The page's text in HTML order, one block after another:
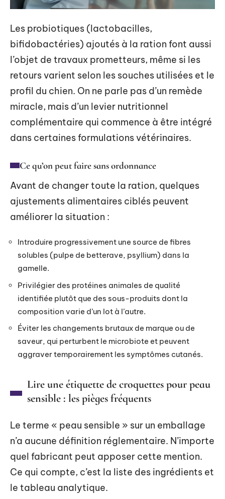
Les probiotiques (lactobacilles,
bifidobactéries) ajoutés à la ration font aussi
l’objet de travaux prometteurs, même si les
retours varient selon les souches utilisées et le
profil du chien. On ne parle pas d’un remède
miracle, mais d’un levier nutritionnel
complémentaire qui commence à être intégré
dans certaines formulations vétérinaires.
Ce qu’on peut faire sans ordonnance
Avant de changer toute la ration, quelques
ajustements alimentaires ciblés peuvent
améliorer la situation :
Introduire progressivement une source de fibres
solubles (pulpe de betterave, psyllium) dans la
gamelle.
Privilégier des protéines animales de qualité
identifiée plutôt que des sous-produits dont la
composition varie d’un lot à l’autre.
Éviter les changements brutaux de marque ou de
saveur, qui perturbent le microbiote et peuvent
aggraver temporairement les symptômes cutanés.
Lire une étiquette de croquettes pour peau
sensible : les pièges fréquents
Le terme « peau sensible » sur un emballage
n’a aucune définition réglementaire. N’importe
quel fabricant peut apposer cette mention.
Ce qui compte, c’est la liste des ingrédients et
le tableau analytique.